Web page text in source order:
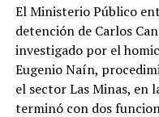
extrema gravedad. En
resultó herido el
quien sufrió un impacto
evolución clínica fue
riesgo vital.
El Ministerio Público
detención de Carlos
investigado por el
Eugenio Naín,
el sector Las Minas, en
terminó con dos